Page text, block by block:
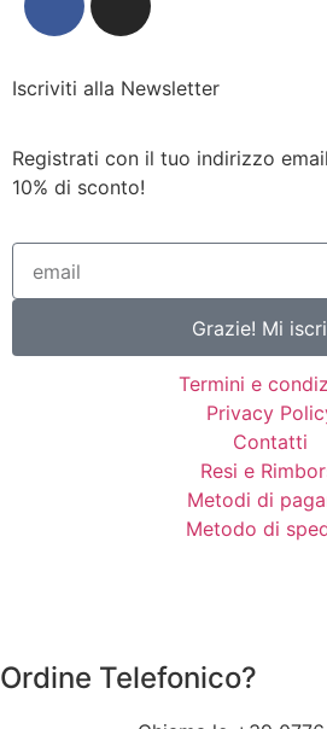
Iscriviti alla Newsletter
Registrati con il tuo indirizzo
10% di sconto!
Grazie! Mi
Termini e
Privacy
Contatti
Resi e
Metodi di
Metodo di
Ordine Telefonico?